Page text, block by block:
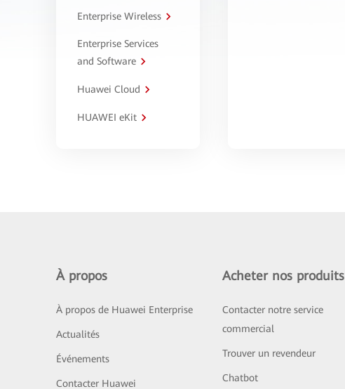
Enterprise Wireless
Enterprise Services
and Software
Huawei Cloud
HUAWEI eKit
À propos
À propos de Huawei Enterprise
Actualités
Événements
Contacter Huawei
Acheter nos produits
Contacter notre service
commercial
Trouver un revendeur
Chatbot